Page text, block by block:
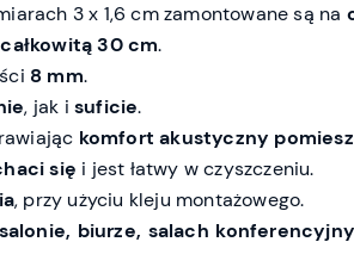
3 x 1,6 cm zamontowane są na
30 cm.
8 mm.
, jak isuficie.
komfort akustyczny
się i jest łatwy w czyszczeniu.
, przy użyciu kleju montażowego.
biurze, salach